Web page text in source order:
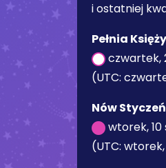
i ostatniej
Pełnia
czwartek,
(UTC:
Nów
wtorek, 10
(UTC: